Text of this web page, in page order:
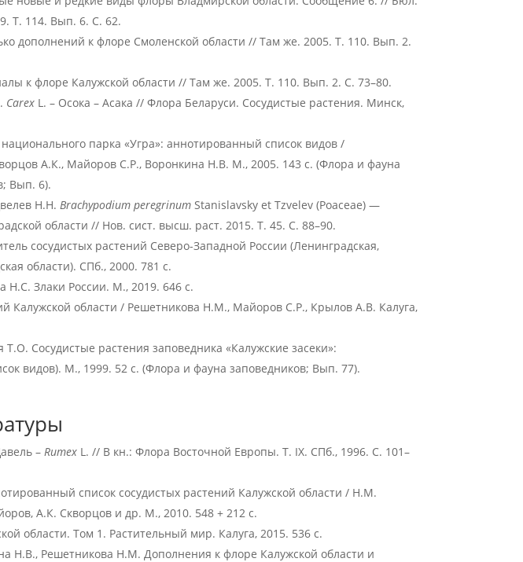
Т. 114. Вып. 6. С. 62.
дополнений к флоре Смоленской области // Там же. 2005. Т. 110. Вып. 2.
к флоре Калужской области // Там же. 2005. Т. 110. Вып. 2. С. 73–80.
CarexL. – Осока – Асака // Флора Беларуси. Сосудистые растения. Минск,
парка «Угра»: аннотированный список видов /
А.К., Майоров С.Р., Воронкина Н.В. М., 2005. 143 с. (Флора и фауна
Вып. 6).
Н.Н. Brachypodium peregrinumStanislavsky et Tzvelev (Poaceae) —
области // Нов. сист. высш. раст. 2015. Т. 45. С. 88–90.
сосудистых растений Северо-Западной России (Ленинградская,
области). СПб., 2000. 781 с.
Н.С. Злаки России. М., 2019. 646 с.
Калужской области / Решетникова Н.М., Майоров С.Р., Крылов А.В. Калуга,
Сосудистые растения заповедника «Калужские засеки»:
видов). М., 1999. 52 с. (Флора и фауна заповедников; Вып. 77).
–RumexL. // В кн.: Флора Восточной Европы. Т. IX. СПб., 1996. С. 101–
список сосудистых растений Калужской области / Н.М.
А.К. Скворцов и др. М., 2010. 548 + 212 с.
области. Том 1. Растительный мир. Калуга, 2015. 536 с.
Н.В., Решетникова Н.М. Дополнения к флоре Калужской области и